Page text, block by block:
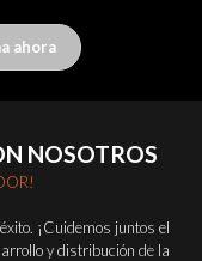
ahora
NOSOTROS
¡Cuidemos juntos el
y distribución de la